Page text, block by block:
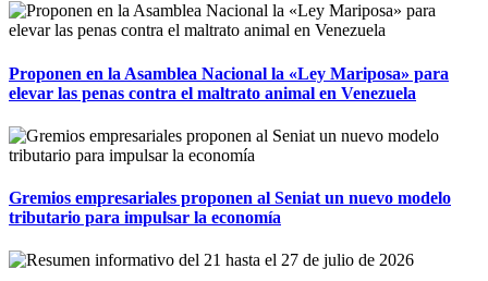
Proponen en la Asamblea Nacional la «Ley Mariposa» para
elevar las penas contra el maltrato animal en Venezuela
Gremios empresariales proponen al Seniat un nuevo modelo
tributario para impulsar la economía